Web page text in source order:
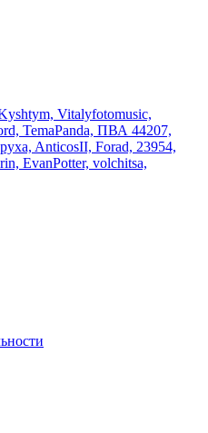
Vitalyfotomusic,
TemaPanda, ПВА 44207,
AnticosII, Forad, 23954,
EvanPotter, volchitsa,